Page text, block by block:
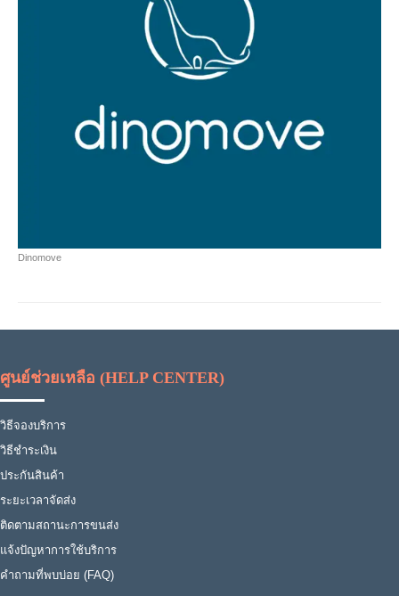
Dinomove
ศูนย์ช่วยเหลือ (HELP CENTER)
วิธีจองบริการ
วิธีชำระเงิน
ประกันสินค้า
ระยะเวลาจัดส่ง
ติดตามสถานะการขนส่ง
แจ้งปัญหาการใช้บริการ
คำถามที่พบบ่อย (FAQ)